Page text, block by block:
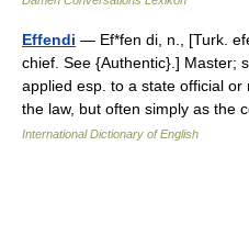
Effendi — Ef*fen di, n., [Turk.
chief. See {Authentic}.] Master;
applied esp. to a state official
the law, but often simply as
International Dictionary of English